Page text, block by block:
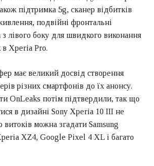
підтримка 5g, сканер відбитків
подвійні фронтальні
з лівого боку для швидкого виконання
в Xperia Pro.
має великий досвід створення
різних смартфонів до їх анонсу.
OnLeaks потім підтвердили, так що
в дизайні Sony Xperia 10 III не
витоків можна згадати Samsung
XZ4, Google Pixel 4 XL і багато